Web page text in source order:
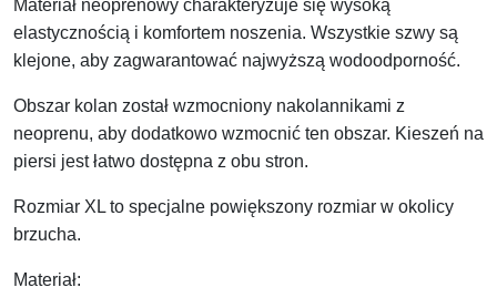
Materiał neoprenowy charakteryzuje się wysoką
elastycznością i komfortem noszenia. Wszystkie szwy są
klejone, aby zagwarantować najwyższą wodoodporność.
Obszar kolan został wzmocniony nakolannikami z
neoprenu, aby dodatkowo wzmocnić ten obszar. Kieszeń na
piersi jest łatwo dostępna z obu stron.
Rozmiar XL to specjalne powiększony rozmiar w okolicy
brzucha.
Materiał: